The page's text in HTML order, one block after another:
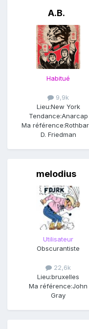
A.B.
Habitué
9,9k
Lieu:New York
Tendance:Anarcap
Ma référence:
D. Friedman
melodius
Utilisateur
Obscurantiste
22,6k
Lieu:bruxelles
Ma référence:John
Gray